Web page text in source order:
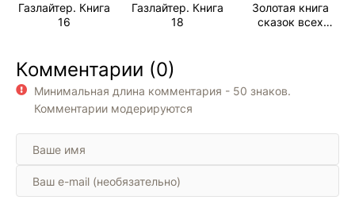
Газлайтер. Книга
16
Газлайтер. Книга
18
Золотая книга
сказок всех
Комментарии (0)
Минимальная длина комментария - 50 знаков.
Комментарии модерируются